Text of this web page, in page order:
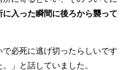
に入った瞬間に後ろから襲って
必死に逃げ切ったらしいです
」と話していました。